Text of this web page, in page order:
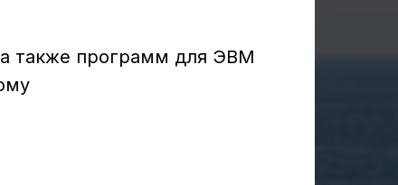
а также программ для ЭВМ